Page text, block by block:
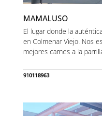
MAMALUSO
El lugar donde la
en Colmenar Viejo. Nos
mejores carnes a la
910118963